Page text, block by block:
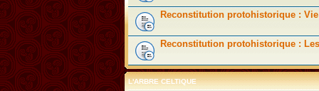
Reconstitution protohistorique :
Reconstitution protohistorique :
L'ARBRE CELTIQUE